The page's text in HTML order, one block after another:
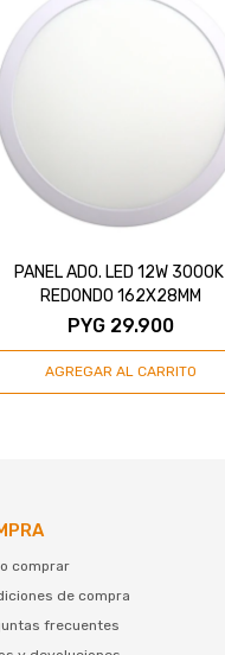
PANEL ADO. LED 12W 3000K
REDONDO 162X28MM
PYG 29.900
comprar
de compra
frecuentes